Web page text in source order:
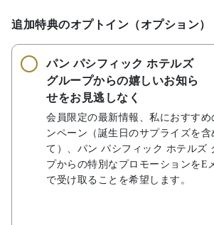
追加特典のオプトイン（オプション）
パン パシフィック ホテルズ
グループからの嬉しいお知ら
せをお見逃しなく
会員限定の最新情報、私におすすめ
ンペーン（誕生日のサプライズを含
て）、パン パシフィック ホテルズ
プからの特別なプロモーションをE
で受け取ることを希望します。